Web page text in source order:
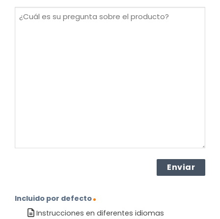
¿Cuál
Incluido por defecto
Instrucciones en diferentes idiomas